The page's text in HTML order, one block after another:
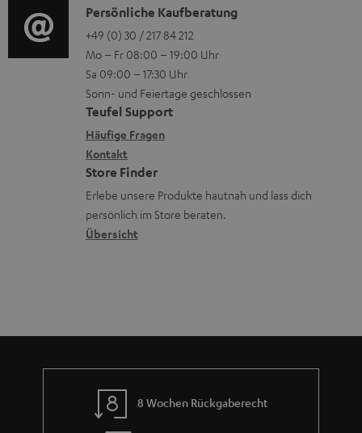
e
n
m
V
e
r
s
a
n
d
e
n
z
u
r
G
a
r
a
n
g
e
r
ä
t
e
R
ü
c
k
m
i
o
-
L
e
x
i
k
o
n
K
o
n
t
a
k
t
d
a
t
Persönliche Kaufberatung
+49 (0) 30 / 217 84 212
Mo – Fr 08:00 – 19:00 Uhr
Sa 09:00 – 17:30 Uhr
Sonn- und Feiertage geschlossen
Teufel Support
Häufige Fragen
Kontakt
Store Finder
Erlebe unsere Produkte hautnah und lass dich
persönlich im Store beraten.
Übersicht
8 Wochen Rückgaberecht